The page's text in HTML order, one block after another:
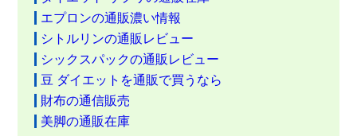
エプロンの通販濃い情報
シトルリンの通販レビュー
シックスパックの通販レビュー
豆 ダイエットを通販で買うなら
財布の通信販売
美脚の通販在庫